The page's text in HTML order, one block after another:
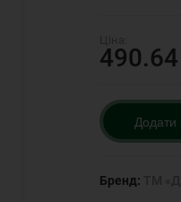
490.64
Додати
Бренд: